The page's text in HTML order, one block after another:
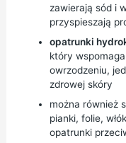
zawierają sód i
przyspieszają
opatrunki
który
owrzodzeniu,
zdrowej skóry
można również
pianki, folie,
opatrunki